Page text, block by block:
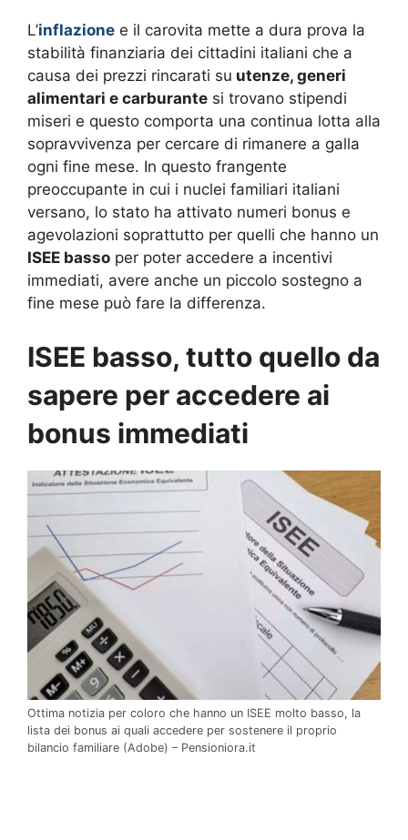
L’inflazione e il carovita mette a dura prova la
stabilità finanziaria dei cittadini italiani che a
causa dei prezzi rincarati su utenze, generi
alimentari e carburante si trovano stipendi
miseri e questo comporta una continua lotta alla
sopravvivenza per cercare di rimanere a galla
ogni fine mese. In questo frangente
preoccupante in cui i nuclei familiari italiani
versano, lo stato ha attivato numeri bonus e
agevolazioni soprattutto per quelli che hanno un
ISEE basso per poter accedere a incentivi
immediati, avere anche un piccolo sostegno a
fine mese può fare la differenza.
ISEE basso, tutto quello da
sapere per accedere ai
bonus immediati
Ottima notizia per coloro che hanno un ISEE molto basso, la
lista dei bonus ai quali accedere per sostenere il proprio
bilancio familiare (Adobe) – Pensioniora.it